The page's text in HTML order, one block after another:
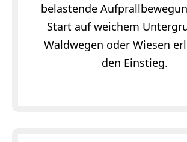
belastende
Start auf weichem
Waldwegen oder Wiesen
den Einstieg.